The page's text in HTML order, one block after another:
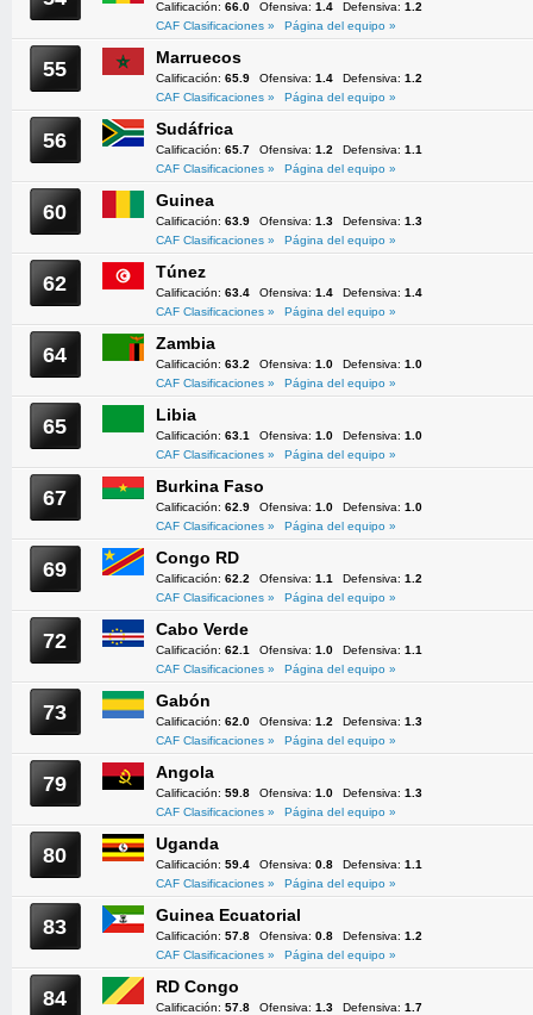
Calificación: 66.0 Ofensiva: 1.4 Defensiva: 1.2
CAF Clasificaciones »
Página del equipo »
55 Marruecos
Calificación: 65.9 Ofensiva: 1.4 Defensiva: 1.2
CAF Clasificaciones »
Página del equipo »
56 Sudáfrica
Calificación: 65.7 Ofensiva: 1.2 Defensiva: 1.1
CAF Clasificaciones »
Página del equipo »
60 Guinea
Calificación: 63.9 Ofensiva: 1.3 Defensiva: 1.3
CAF Clasificaciones »
Página del equipo »
62 Túnez
Calificación: 63.4 Ofensiva: 1.4 Defensiva: 1.4
CAF Clasificaciones »
Página del equipo »
64 Zambia
Calificación: 63.2 Ofensiva: 1.0 Defensiva: 1.0
CAF Clasificaciones »
Página del equipo »
65 Libia
Calificación: 63.1 Ofensiva: 1.0 Defensiva: 1.0
CAF Clasificaciones »
Página del equipo »
67 Burkina Faso
Calificación: 62.9 Ofensiva: 1.0 Defensiva: 1.0
CAF Clasificaciones »
Página del equipo »
69 Congo RD
Calificación: 62.2 Ofensiva: 1.1 Defensiva: 1.2
CAF Clasificaciones »
Página del equipo »
72 Cabo Verde
Calificación: 62.1 Ofensiva: 1.0 Defensiva: 1.1
CAF Clasificaciones »
Página del equipo »
73 Gabón
Calificación: 62.0 Ofensiva: 1.2 Defensiva: 1.3
CAF Clasificaciones »
Página del equipo »
79 Angola
Calificación: 59.8 Ofensiva: 1.0 Defensiva: 1.3
CAF Clasificaciones »
Página del equipo »
80 Uganda
Calificación: 59.4 Ofensiva: 0.8 Defensiva: 1.1
CAF Clasificaciones »
Página del equipo »
83 Guinea Ecuatorial
Calificación: 57.8 Ofensiva: 0.8 Defensiva: 1.2
CAF Clasificaciones »
Página del equipo »
84 RD Congo
Calificación: 57.8 Ofensiva: 1.3 Defensiva: 1.7